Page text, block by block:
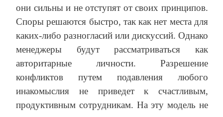
они сильны и не отступят от своих принципов.
Споры решаются быстро, так как нет места для
каких-либо разногласий или дискуссий. Однако
менеджеры будут рассматриваться как
авторитарные личности. Разрешение
конфликтов путем подавления любого
инакомыслия не приведет к счастливым,
продуктивным сотрудникам. На эту модель не